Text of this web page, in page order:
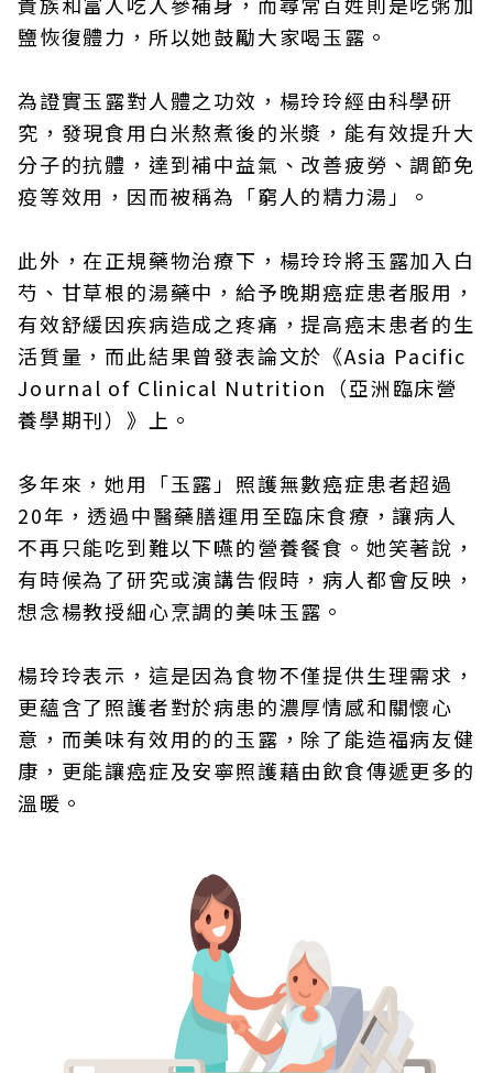
鹽恢復體力，所以她鼓勵大家喝玉露。
為證實玉露對人體之功效，楊玲玲經由科學研
究，發現食用白米熬煮後的米漿，能有效提升大
分子的抗體，達到補中益氣、改善疲勞、調節免
疫等效用，因而被稱為「窮人的精力湯」。
此外，在正規藥物治療下，楊玲玲將玉露加入白
芍、甘草根的湯藥中，給予晚期癌症患者服用，
有效舒緩因疾病造成之疼痛，提高癌末患者的生
活質量，而此結果曾發表論文於《Asia Pacific
Journal of Clinical Nutrition（亞洲臨床營
養學期刊）》上。
多年來，她用「玉露」照護無數癌症患者超過
20年，透過中醫藥膳運用至臨床食療，讓病人
不再只能吃到難以下嚥的營養餐食。她笑著說，
有時候為了研究或演講告假時，病人都會反映，
想念楊教授細心烹調的美味玉露。
楊玲玲表示，這是因為食物不僅提供生理需求，
更蘊含了照護者對於病患的濃厚情感和關懷心
意，而美味有效用的的玉露，除了能造福病友健
康，更能讓癌症及安寧照護藉由飲食傳遞更多的
溫暖。